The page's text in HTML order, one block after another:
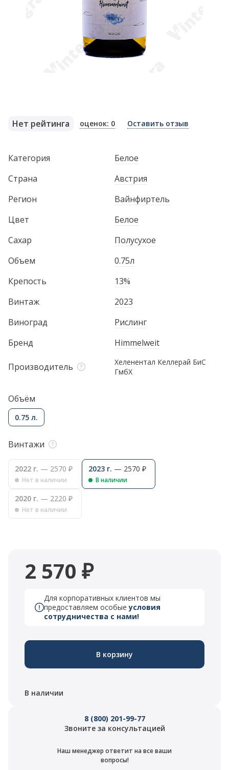
Нет рейтинга оценок: 0 Оставить отзыв
Категория
Белое
Страна
Австрия
Регион
Вайнфиртель
Цвет
Белое
Сахар
Полусухое
Объем
0.75л
Крепость
13%
Винтаж
2023
Виноград
Рислинг
Бренд
Himmelweit
Производитель
Хеленентал Келлерай БиС
ГмбХ
Объём
0.75 л.
Винтажи
2022 г. — 2570 ₽
Нет в наличии
2023 г. — 2570 ₽
В наличии
2020 г. — 2220 ₽
Нет в наличии
2 570 ₽
Для корпоративных клиентов мы
предоставляем особыеусловия
сотрудничества с нами!
В корзину
В наличии
8 (800) 201-99-77
Звоните за консультацией
Наш менеджер ответит на все ваши
вопросы!